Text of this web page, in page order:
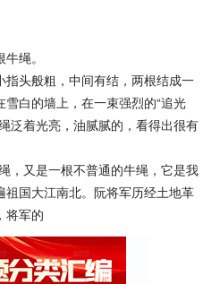
绳。
头般粗，中间有结，两根结成一
白的墙上，在一束强烈的“追光
泛着光亮，油腻腻的，看得出很有
又是一根不普通的牛绳，它是我
国大江南北。阮将军历经土地革
将军的